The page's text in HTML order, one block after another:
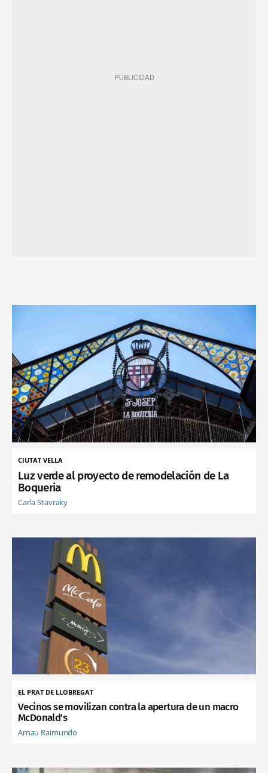
CIUTAT VELLA
Luz verde al proyecto de remodelación de La
Boqueria
Carla Stavraky
EL PRAT DE LLOBREGAT
Vecinos se movilizan contra la apertura de un macro
McDonald's
Arnau Raimundo